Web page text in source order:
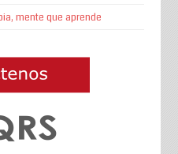
mente que aprende